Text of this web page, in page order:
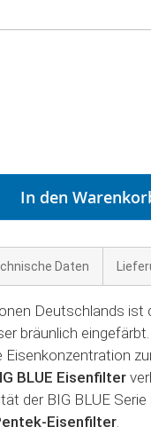
In den
Daten
Deutschlands ist
bräunlich
Eisenkonzentration
BLUE Eisenfilter
der BIG BLUE
Eisenfilter